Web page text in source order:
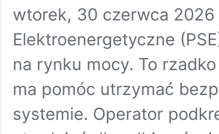
wtorek, 30 czerwca 2026
Elektroenergetyczne
na rynku mocy. To
ma pomóc utrzymać
systemie. Operator